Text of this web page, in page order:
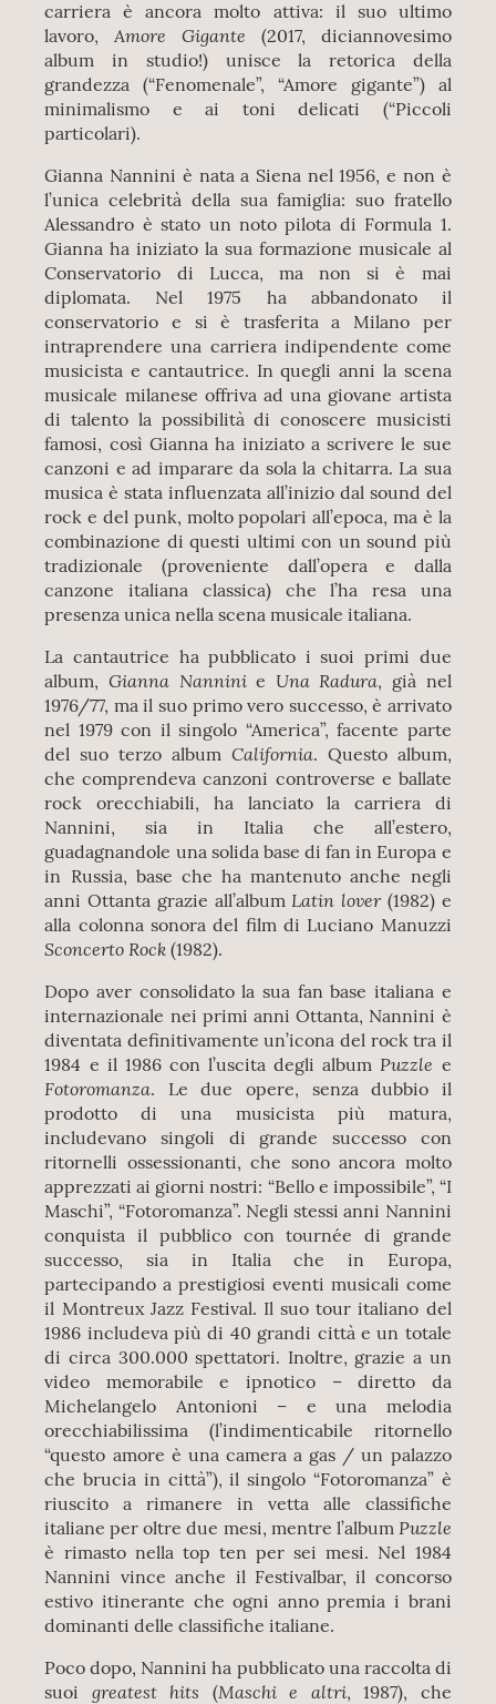
carriera è ancora molto attiva: il suo ultimo
lavoro,Amore Gigante (2017, diciannovesimo
album in studio!) unisce la retorica della
grandezza (“Fenomenale”, “Amore gigante”) al
minimalismo e ai toni delicati (“Piccoli
particolari).
Gianna Nannini è nata a Siena nel 1956, e non è
l’unica celebrità della sua famiglia: suo fratello
Alessandro è stato un noto pilota di Formula 1.
Gianna ha iniziato la sua formazione musicale al
Conservatorio di Lucca, ma non si è mai
diplomata. Nel 1975 ha abbandonato il
conservatorio e si è trasferita a Milano per
intraprendere una carriera indipendente come
musicista e cantautrice. In quegli anni la scena
musicale milanese offriva ad una giovane artista
di talento la possibilità di conoscere musicisti
famosi, così Gianna ha iniziato a scrivere le sue
canzoni e ad imparare da sola la chitarra. La sua
musica è stata influenzata all’inizio dal sound del
rock e del punk, molto popolari all’epoca, ma è la
combinazione di questi ultimi con un sound più
tradizionale (proveniente dall’opera e dalla
canzone italiana classica) che l’ha resa una
presenza unica nella scena musicale italiana.
La cantautrice ha pubblicato i suoi primi due
album,Gianna Nanninie Una Radura, già nel
1976/77, ma il suo primo vero successo, è arrivato
nel 1979 con il singolo “America”, facente parte
del suo terzo album California. Questo album,
che comprendeva canzoni controverse e ballate
rock orecchiabili, ha lanciato la carriera di
Nannini, sia in Italia che all’estero,
guadagnandole una solida base di fan in Europa e
in Russia, base che ha mantenuto anche negli
anni Ottanta grazie all’albumLatin lover(1982) e
alla colonna sonora del film di Luciano Manuzzi
Sconcerto Rock (1982).
Dopo aver consolidato la sua fan base italiana e
internazionale nei primi anni Ottanta, Nannini è
diventata definitivamente un’icona del rock tra il
1984 e il 1986 con l’uscita degli albumPuzzle e
Fotoromanza. Le due opere, senza dubbio il
prodotto di una musicista più matura,
includevano singoli di grande successo con
ritornelli ossessionanti, che sono ancora molto
apprezzati ai giorni nostri: “Bello e impossibile”, “I
Maschi”, “Fotoromanza”. Negli stessi anni Nannini
conquista il pubblico con tournée di grande
successo, sia in Italia che in Europa,
partecipando a prestigiosi eventi musicali come
il Montreux Jazz Festival. Il suo tour italiano del
1986 includeva più di 40 grandi città e un totale
di circa 300.000 spettatori. Inoltre, grazie a un
video memorabile e ipnotico – diretto da
Michelangelo Antonioni – e una melodia
orecchiabilissima (l’indimenticabile ritornello
“questo amore è una camera a gas / un palazzo
che brucia in città”), il singolo “Fotoromanza” è
riuscito a rimanere in vetta alle classifiche
italiane per oltre due mesi, mentre l’album Puzzle
è rimasto nella top ten per sei mesi. Nel 1984
Nannini vince anche il Festivalbar, il concorso
estivo itinerante che ogni anno premia i brani
dominanti delle classifiche italiane.
Poco dopo, Nannini ha pubblicato una raccolta di
suoi greatest hits (Maschi e altri, 1987), che